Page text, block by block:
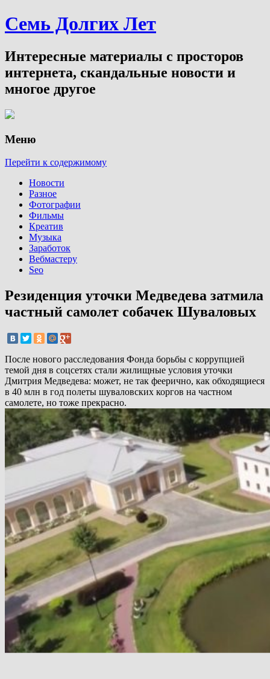
Семь Долгих Лет
Интересные материалы с просторов
интернета, скандальные новости и
многое другое
Меню
Перейти к содержимому
Новости
Разное
Фотографии
Фильмы
Креатив
Музыка
Заработок
Вебмастеру
Seo
Резиденция уточки Медведева затмила
частный самолет собачек Шуваловых
После нового расследования Фонда борьбы с коррупцией
темой дня в соцсетях стали жилищные условия уточки
Дмитрия Медведева: может, не так феерично, как обходящиеся
в 40 млн в год полеты шуваловских коргов на частном
самолете, но тоже прекрасно.